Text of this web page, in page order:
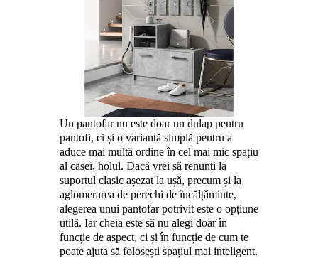
Un pantofar nu este doar un dulap pentru
pantofi, ci și o variantă simplă pentru a
aduce mai multă ordine în cel mai mic spațiu
al casei, holul. Dacă vrei să renunți la
suportul clasic așezat la ușă, precum și la
aglomerarea de perechi de încălțăminte,
alegerea unui pantofar potrivit este o opțiune
utilă. Iar cheia este să nu alegi doar în
funcție de aspect, ci și în funcție de cum te
poate ajuta să folosești spațiul mai inteligent.